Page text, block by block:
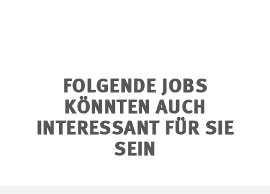
FOLGENDE JOBS
KÖNNTEN AUCH
INTERESSANT FÜR SIE
SEIN